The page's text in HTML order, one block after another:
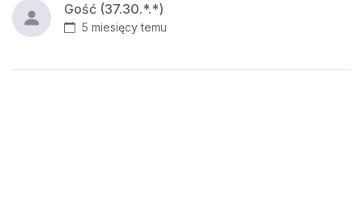
Gość (37.30.*.*)
5 miesięcy temu